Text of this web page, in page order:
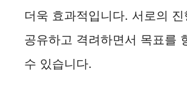
더욱 효과적입니다. 서로의
공유하고 격려하면서 목표를
수 있습니다.